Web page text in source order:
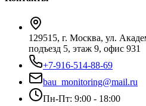
129515, г. Москва, ул.
подъезд 5, этаж 9, офис 931
+7-916-514-88-69
bau_monitoring@mail.ru
Пн-Пт: 9:00 - 18:00